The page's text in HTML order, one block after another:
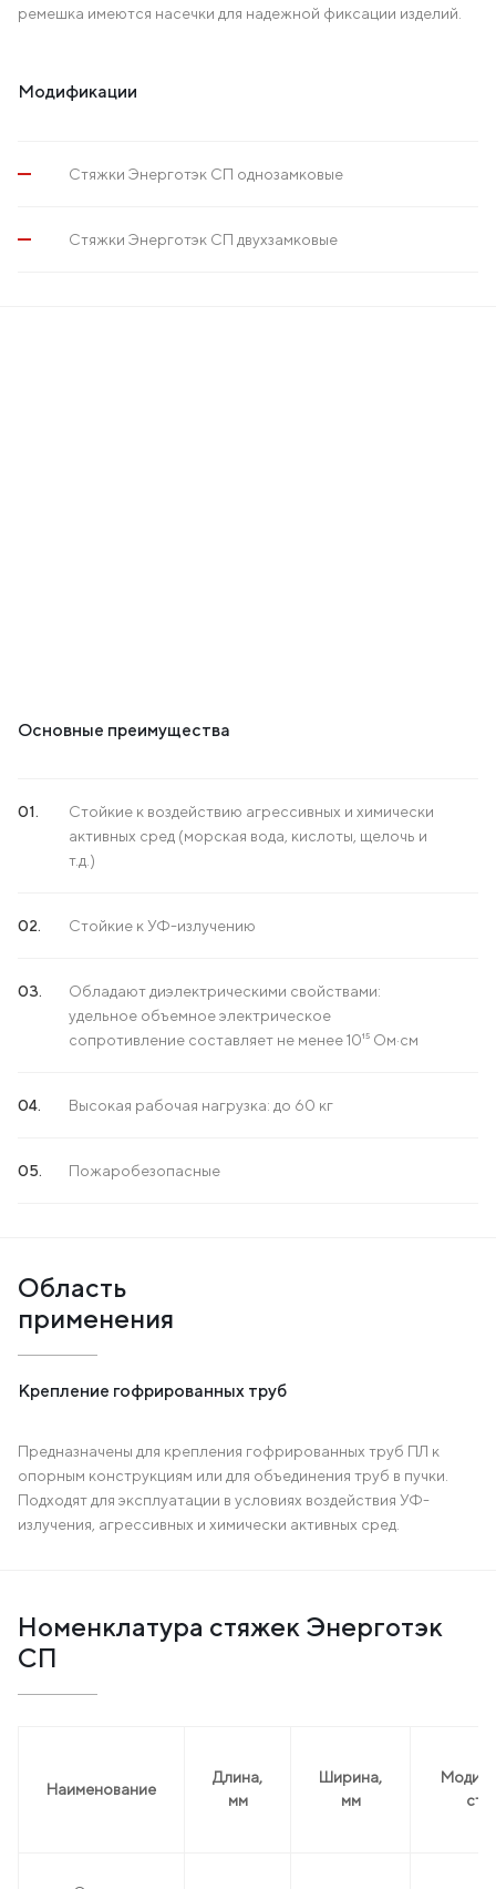
ремешка имеются насечки для надежной фиксации изделий.
Модификации
Стяжки Энерготэк СП однозамковые
Стяжки Энерготэк СП двухзамковые
Основные преимущества
Стойкие к воздействию агрессивных и химически
активных сред (морская вода, кислоты, щелочь и
т.д.)
Стойкие к УФ-излучению
Обладают диэлектрическими свойствами:
удельное объемное электрическое
сопротивление составляет не менее 10¹⁵ Ом·см
Высокая рабочая нагрузка: до 60 кг
Пожаробезопасные
Область
применения
Крепление гофрированных труб
Предназначены для крепления гофрированных труб ПЛ к
опорным конструкциям или для объединения труб в пучки.
Подходят для эксплуатации в условиях воздействия УФ-
излучения, агрессивных и химически активных сред.
Номенклатура стяжек Энерготэк
СП
Наименование
Длина,
мм
Ширина,
мм